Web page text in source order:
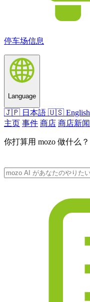
停车场信息
Language
🇯🇵 日本語 🇺🇸 English
主页 事件 商店 商店新闻
你打算用 mozo 做什么？